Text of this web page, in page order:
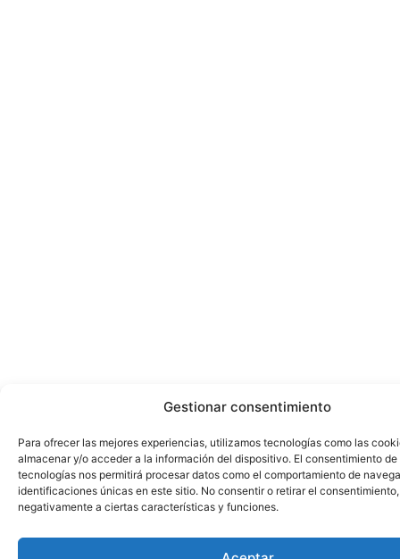
Gestionar consentimiento
Para ofrecer las mejores experiencias, utilizamos tecnologías como las
almacenar y/o acceder a la información del dispositivo. El consentimiento de
tecnologías nos permitirá procesar datos como el comportamiento de
identificaciones únicas en este sitio. No consentir o retirar el
negativamente a ciertas características y funciones.